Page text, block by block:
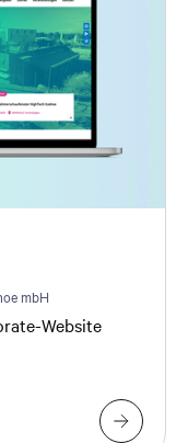
mbH
Website